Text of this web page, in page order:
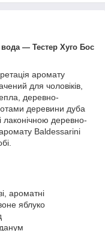
— Тестер Хуго Бос
аромату
для чоловіків,
деревно-
деревини дуба
лаконічною деревно-
Baldessarini
ароматні
яблуко